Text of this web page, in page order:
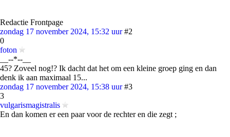
Redactie Frontpage
zondag 17 november 2024, 15:32 uur #2
0
foton
__--*--__
45? Zoveel nog!? Ik dacht dat het om een kleine groep ging en dan
denk ik aan maximaal 15...
zondag 17 november 2024, 15:38 uur #3
3
vulgarismagistralis
En dan komen er een paar voor de rechter en die zegt ;